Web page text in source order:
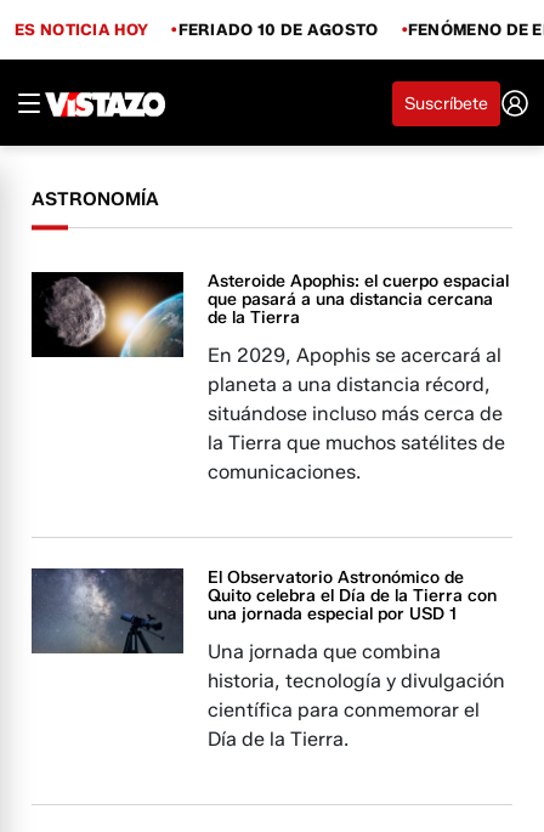
ES NOTICIA HOY FERIADO 10 DE AGOSTO FENÓMENO DE
Suscríbete
ASTRONOMÍA
Asteroide Apophis: el cuerpo espacial
que pasará a una distancia cercana
de la Tierra
En 2029, Apophis se acercará al
planeta a una distancia récord,
situándose incluso más cerca de
la Tierra que muchos satélites de
comunicaciones.
El Observatorio Astronómico de
Quito celebra el Día de la Tierra con
una jornada especial por USD 1
Una jornada que combina
historia, tecnología y divulgación
científica para conmemorar el
Día de la Tierra.